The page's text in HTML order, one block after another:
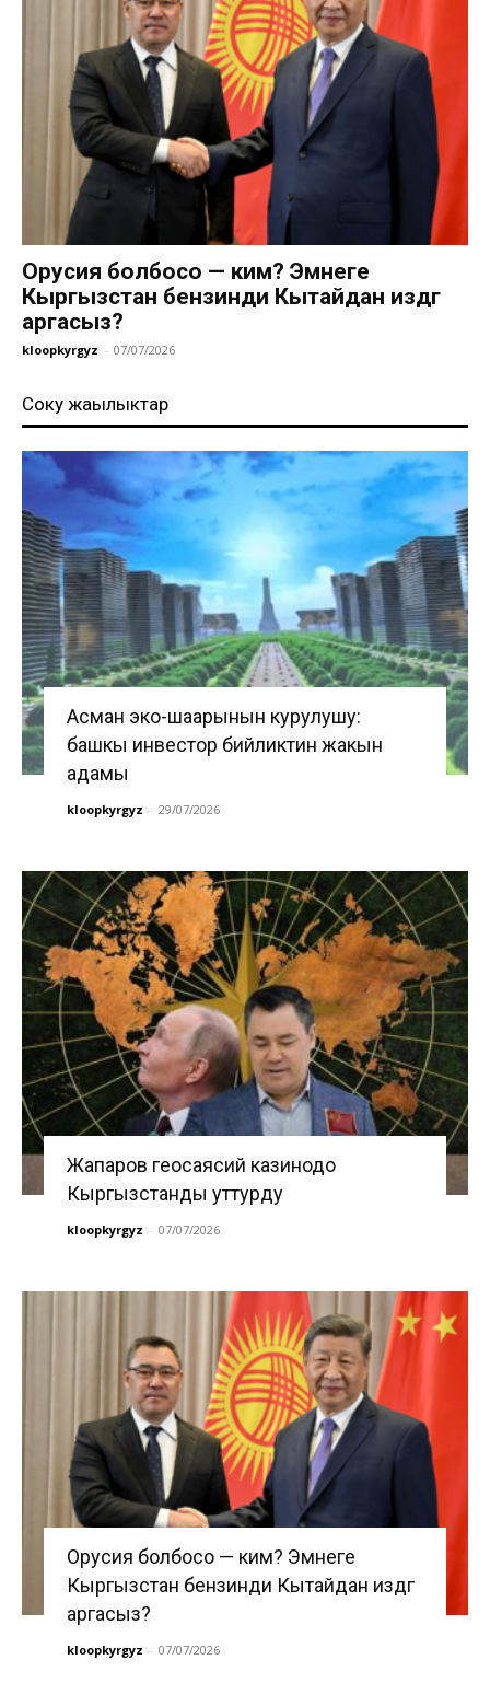
Орусия болбосо — ким? Эмнеге
Кыргызстан бензинди Кытайдан издөөгө
аргасыз?
kloopkyrgyz - 07/07/2026
Соңку жаңылыктар
Асман эко-шаарынын курулушу:
башкы инвестор бийликтин жакын
адамы
kloopkyrgyz - 29/07/2026
Жапаров геосаясий казинодо
Кыргызстанды уттурду
kloopkyrgyz - 07/07/2026
Орусия болбосо — ким? Эмнеге
Кыргызстан бензинди Кытайдан издөөгө
аргасыз?
kloopkyrgyz - 07/07/2026